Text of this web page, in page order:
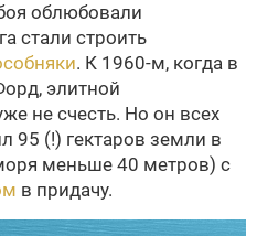
облюбовали
стали строить
. К 1960-м, когда в
элитной
не счесть. Но он всех
95 (!) гектаров земли в
меньше 40 метров) с
в придачу.